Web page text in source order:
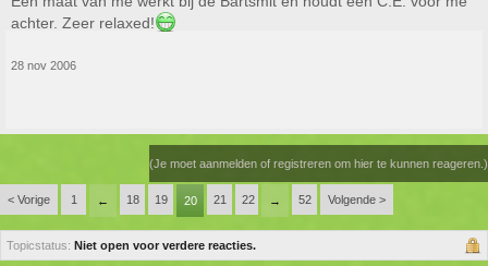
achter. Zeer relaxed!
28 nov 2006
(Je moet aanmelden of registreren om hier te kunnen reageren.)
< Vorige 1 ← 18 19 20 21 22 → 52 Volgende >
Topicstatus: Niet open voor verdere reacties.